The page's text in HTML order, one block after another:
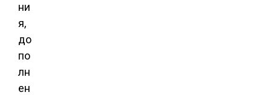
ни
я,
до
по
лн
ен